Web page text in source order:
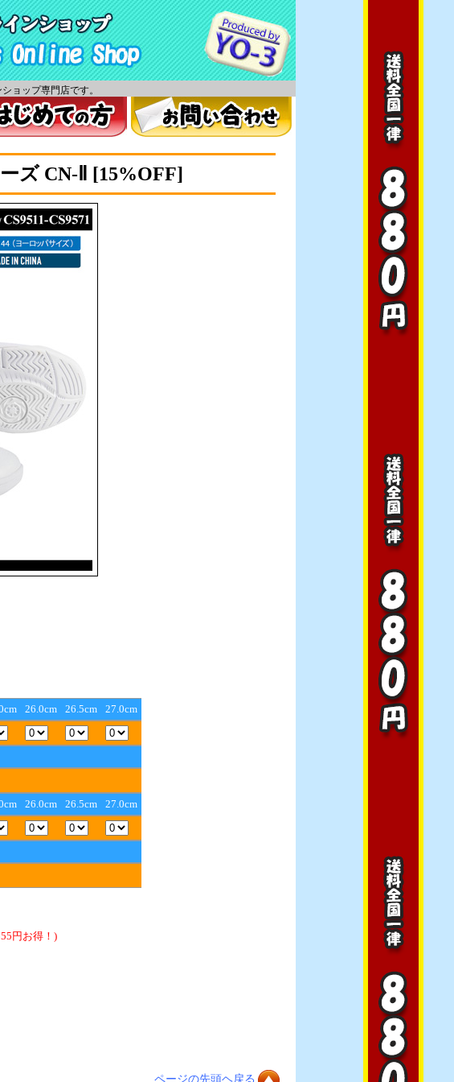
ョップ専門店です。
ズ CN-Ⅱ [15%OFF]
26.0cm 26.5cm 27.0cm
26.0cm 26.5cm 27.0cm
円お得！)
ページの先頭ヘ戻る